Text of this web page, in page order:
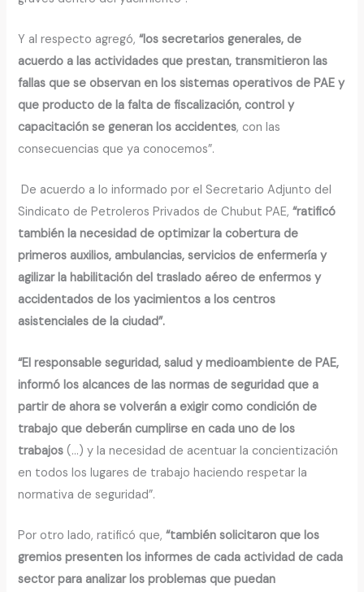
Y al respecto agregó,“los secretarios generales, de
acuerdo a las actividades que prestan, transmitieron las
fallas que se observan en los sistemas operativos de PAE y
que producto de la falta de fiscalización, control y
capacitación se generan los accidentes, con las
consecuencias que ya conocemos”.
De acuerdo a lo informado por el Secretario Adjunto del
Sindicato de Petroleros Privados de Chubut PAE,“ratificó
también la necesidad de optimizar la cobertura de
primeros auxilios, ambulancias, servicios de enfermería y
agilizar la habilitación del traslado aéreo de enfermos y
accidentados de los yacimientos a los centros
asistenciales de la ciudad”.
“El responsable seguridad, salud y medioambiente de PAE,
informó los alcances de las normas de seguridad que a
partir de ahora se volverán a exigir como condición de
trabajo que deberán cumplirse en cada uno de los
trabajos (…) y la necesidad de acentuar la concientización
en todos los lugares de trabajo haciendo respetar la
normativa de seguridad”.
Por otro lado, ratificó que,“también solicitaron que los
gremios presenten los informes de cada actividad de cada
sector para analizar los problemas que puedan